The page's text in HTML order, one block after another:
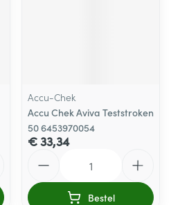
Accu-Chek
Accu Chek Aviva Teststroken
50 6453970054
€ 33,34
Bestel